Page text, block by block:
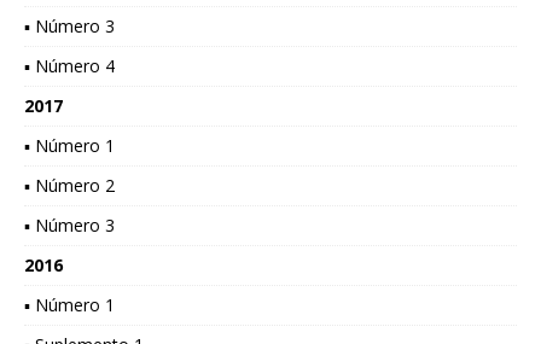
▪ Número 3
▪ Número 4
2017
▪ Número 1
▪ Número 2
▪ Número 3
2016
▪ Número 1